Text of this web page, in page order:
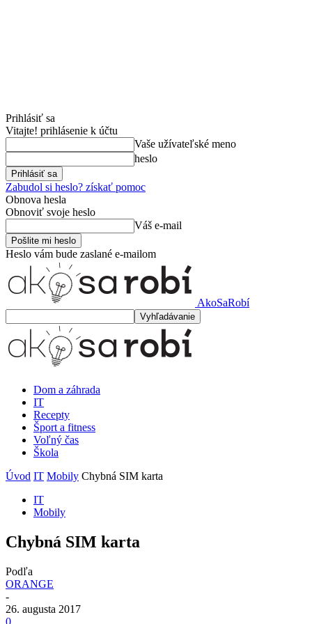
Prihlásiť sa
Vitajte! prihlásenie k účtu
Vaše užívateľské meno
heslo
Zabudol si heslo? získať pomoc
Obnova hesla
Obnoviť svoje heslo
Váš e-mail
Heslo vám bude zaslané e-mailom
AkoSaRobí
Dom a záhrada
IT
Recepty
Šport a fitness
Voľný čas
Škola
Úvod IT Mobily Chybná SIM karta
IT
Mobily
Chybná SIM karta
Podľa
ORANGE
-
26. augusta 2017
0